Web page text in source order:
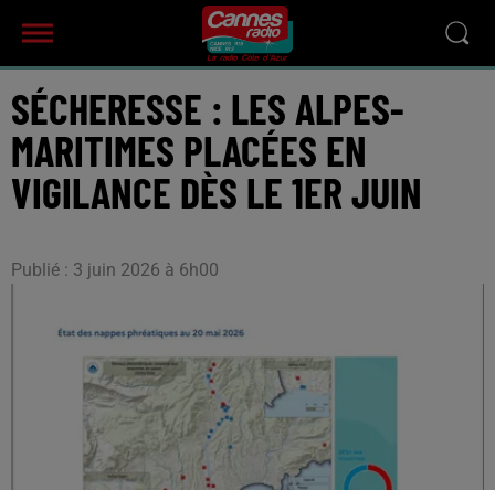
SÉCHERESSE : LES ALPES-
MARITIMES PLACÉES EN
VIGILANCE DÈS LE 1ER JUIN
Publié : 3 juin 2026 à 6h00